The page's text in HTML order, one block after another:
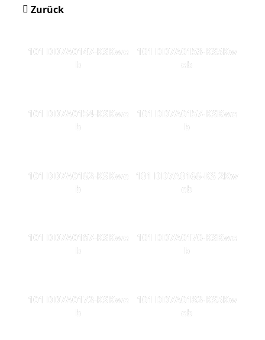
Zurück
101 DD7A0147-KSKwe
b
101 DD7A0153-KS5Kw
eb
101 DD7A0154-KSKwe
b
101 DD7A0157-KSKwe
b
101 DD7A0162-KSKwe
b
101 DD7A0166-KS 2Kw
eb
101 DD7A0167-KSKwe
b
101 DD7A0170-KSKwe
b
101 DD7A0172-KSKwe
b
101 DD7A0182-KS5Kw
eb